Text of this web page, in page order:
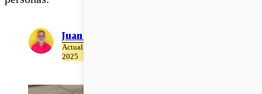
Juan Pablo Ernst
Actualizado el 17 de Abril del
2025